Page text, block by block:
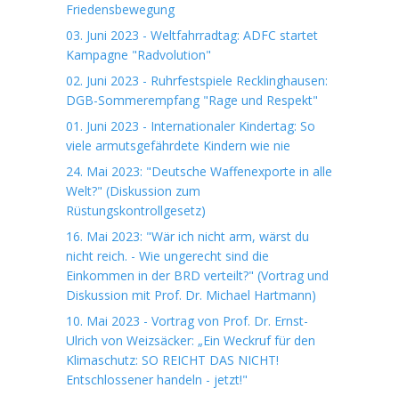
Friedensbewegung
03. Juni 2023 - Weltfahrradtag: ADFC startet
Kampagne "Radvolution"
02. Juni 2023 - Ruhrfestspiele Recklinghausen:
DGB-Sommerempfang "Rage und Respekt"
01. Juni 2023 - Internationaler Kindertag: So
viele armutsgefährdete Kindern wie nie
24. Mai 2023: "Deutsche Waffenexporte in alle
Welt?" (Diskussion zum
Rüstungskontrollgesetz)
16. Mai 2023: "Wär ich nicht arm, wärst du
nicht reich. - Wie ungerecht sind die
Einkommen in der BRD verteilt?" (Vortrag und
Diskussion mit Prof. Dr. Michael Hartmann)
10. Mai 2023 - Vortrag von Prof. Dr. Ernst-
Ulrich von Weizsäcker: „Ein Weckruf für den
Klimaschutz: SO REICHT DAS NICHT!
Entschlossener handeln - jetzt!"